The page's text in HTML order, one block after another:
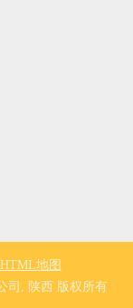
地图
司, 陕西 版权所有